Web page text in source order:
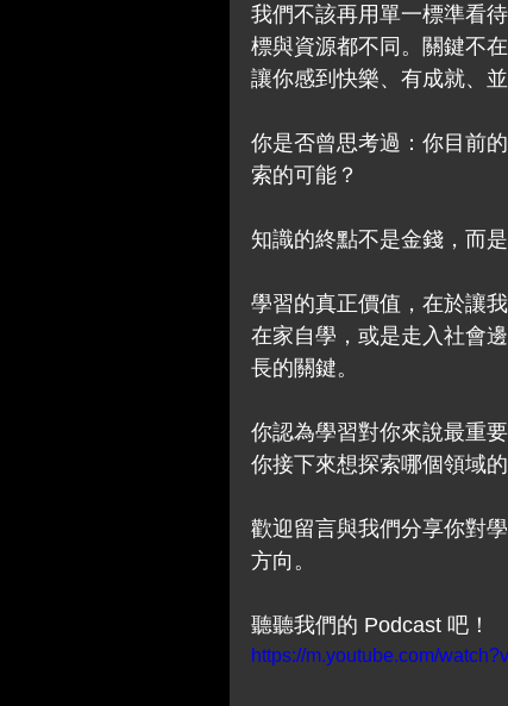
我們不該再用單一標準看
標與資源都不同。關鍵不
讓你感到快樂、有成就、並
你是否曾思考過：你目前
索的可能？
知識的終點不是金錢，而
學習的真正價值，在於讓
在家自學，或是走入社會
長的關鍵。
你認為學習對你來說最重
你接下來想探索哪個領域
歡迎留言與我們分享你對
方向。
聽聽我們的 Podcast 吧！
https://m.youtube.com/